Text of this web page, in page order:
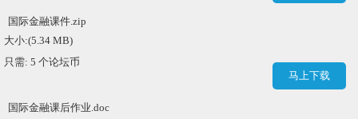
国际金融课件.zip
大小:(5.34 MB)
只需: 5 个论坛币
马上下载
国际金融课后作业.doc